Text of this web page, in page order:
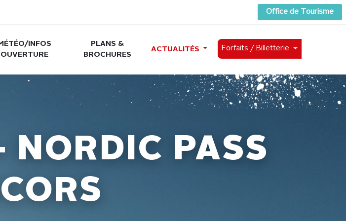
Office de Tourisme
INFOS
OUVERTURE
PLANS &
BROCHURES
ACTUALITÉS Forfaits / Billetterie
NORDIC PASS